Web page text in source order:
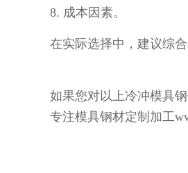
8. 成本因素。
在实际选择中，建议综
如果您对以上冷冲模具
专注模具钢材定制加工